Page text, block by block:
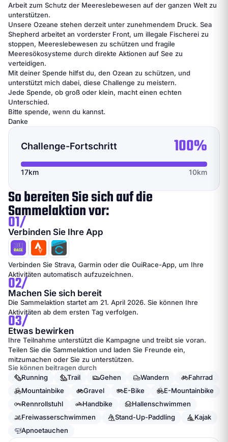
Arbeit zum Schutz der Meereslebewesen auf der ganzen Welt zu
unterstützen.
Unsere Ozeane stehen derzeit unter zunehmendem Druck. Sea
Shepherd arbeitet an vorderster Front, um illegale Fischerei zu
stoppen, Meereslebewesen zu schützen und fragile
Meeresökosysteme durch direkte Aktionen auf See zu
verteidigen.
Mit deiner Spende hilfst du, den Ozean zu schützen, und
unterstützt mich dabei, diese Challenge zu meistern.
Jede Spende, ob groß oder klein, macht einen echten
Unterschied.
Bitte spende, wenn du kannst.
Danke
Challenge-Fortschritt 100%
17km 10km
So bereiten Sie sich auf die
Sammelaktion vor:
01/
Verbinden Sie Ihre App
Verbinden Sie Strava, Garmin oder die OuiRace-App, um Ihre
Aktivitäten automatisch aufzuzeichnen.
02/
Machen Sie sich bereit
Die Sammelaktion startet am 21. April 2026. Sie können Ihre
Aktivitäten ab dem ersten Tag verfolgen.
03/
Etwas bewirken
Ihre Teilnahme unterstützt die Kampagne und treibt sie voran.
Teilen Sie die Sammelaktion und laden Sie Freunde ein,
mitzumachen oder Sie zu unterstützen.
Sie können beitragen durch
Running
Trail Gehen Wandern
Fahrrad
Mountainbike
Gravel E-Bike
E-Mountainbike
Rennrollstuhl
Handbike
Hallenschwimmen
Freiwasserschwimmen
Stand-Up-Paddling
Kajak
Apnoetauchen